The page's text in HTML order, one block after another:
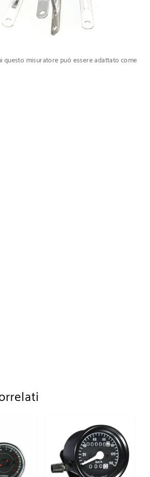
questo misuratore può essere adattato come